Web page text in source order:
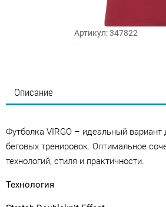
Артикул: 347822
Описание
Футболка VIRGO – идеальный вариант
беговых тренировок. Оптимальное
технологий, стиля и практичности.
Технология